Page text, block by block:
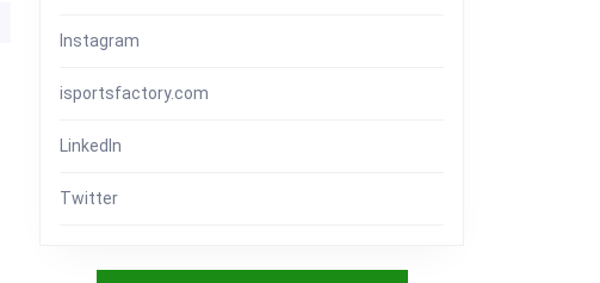
Instagram
isportsfactory.com
LinkedIn
Twitter